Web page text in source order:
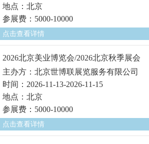
地点：北京
参展费：5000-10000
点击查看详情
2026北京美业博览会/2026北京秋季展会
主办方：北京世博联展览服务有限公司
时间：2026-11-13-2026-11-15
地点：北京
参展费：5000-10000
点击查看详情